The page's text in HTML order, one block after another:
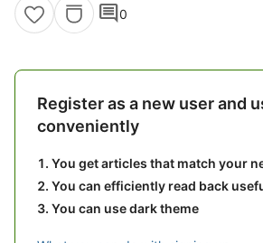
comment0
Register as a new user and
conveniently
You get articles that match your
You can efficiently read back
You can use dark theme